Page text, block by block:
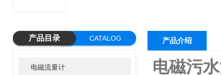
产品目录 CATALOG
电磁流量计
产品介绍
电磁污